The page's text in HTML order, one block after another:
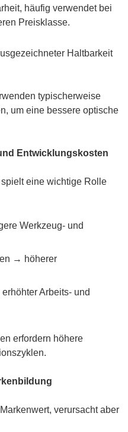
häufig verwendet bei
Preisklasse.
Haltbarkeit
typischerweise
um eine bessere optische
Entwicklungskosten
eine wichtige Rolle
Werkzeug- und
→ höherer
Arbeits- und
erfordern höhere
verursacht aber